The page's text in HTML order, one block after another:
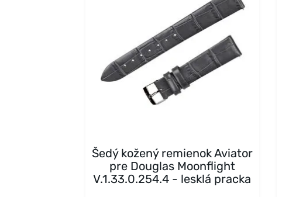
Šedý kožený remienok Aviator
pre Douglas Moonflight
V.1.33.0.254.4 - lesklá pracka